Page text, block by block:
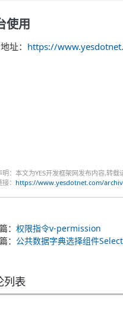
使用
址： https://
明：本文为YES开发框架网发布内容,转载
： https://www.yesdotnet.com/
： 权限指令v-permission
： 公共数据字典选择组件
列表